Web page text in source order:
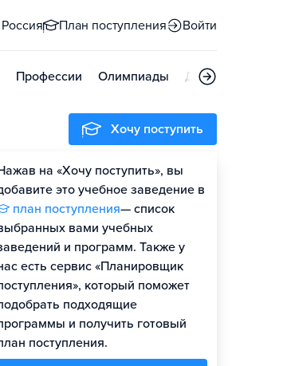
Россия План поступления Войти
Профессии Олимпиады Дни открытых
Хочу поступить
на «Хочу поступить», вы
это учебное заведение в
план поступления— список
вами учебных
и программ. Также у
есть сервис «Планировщик
который поможет
подходящие
и получить готовый
поступления.
Оценить шансы